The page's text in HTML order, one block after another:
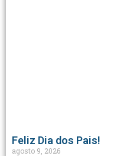
Feliz Dia dos Pais!
agosto 9, 2026